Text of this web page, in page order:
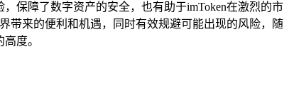
保障了数字资产的安全，也有助于imToken在激烈的市
带来的便利和机遇，同时有效规避可能出现的风险，随
度。